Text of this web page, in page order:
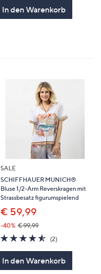
In den Warenkorb
SALE
SCHIFFHAUER MUNICH®
Bluse 1/2-Arm Reverskragen mit
Strassbesatz figurumspielend
€ 59,99
-40% € 99,99
4.5
von
(2)2
In den Warenkorb